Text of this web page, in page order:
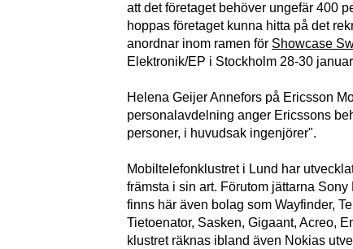
att det företaget behöver ungefär 400
hoppas företaget kunna hitta på det
anordnar inom ramen för Showcase
Elektronik/EP i Stockholm 28-30
Helena Geijer Annefors på Ericsson
personalavdelning anger Ericssons
personer, i huvudsak ingenjörer".
Mobiltelefonklustret i Lund har
främsta i sin art. Förutom jättarna
finns här även bolag som Wayfinder,
Tietoenator, Sasken, Gigaant, Acreo,
klustret räknas ibland även Nokias